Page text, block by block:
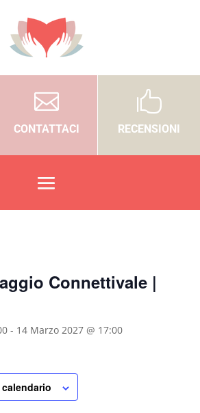

CONTATTACI

RECENSIONI
Connettivale |
- 14 Marzo 2027 @ 17:00